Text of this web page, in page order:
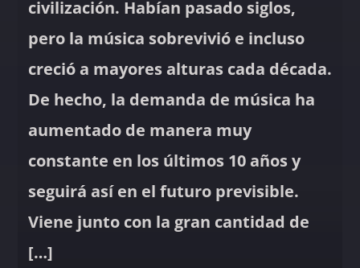
civilización. Habían pasado siglos,
pero la música sobrevivió e incluso
creció a mayores alturas cada década.
De hecho, la demanda de música ha
aumentado de manera muy
constante en los últimos 10 años y
seguirá así en el futuro previsible.
Viene junto con la gran cantidad de
[…]